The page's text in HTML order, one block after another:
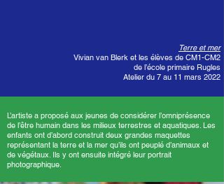
Terre et mer
Vivian van Blerk et les élèves de CM1-CM2
de l’école primaire Rugles
Atelier du 7 au 11 mars 2022
L’artiste a proposé aux jeunes de considérer l’omniprésence
de l’être humain dans les milieux terrestres et aquatiques. Les
enfants ont d’abord construit deux grandes maquettes
représentant la terre et la mer qu’ils ont peuplé d’animaux et
de végétaux. Ils y ont ensuite intégré leur portrait
photographique.